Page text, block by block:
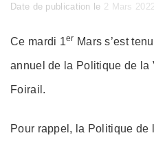
Date de publication le Posted
2 Mars 2022
Ce mardi 1er Mars s’est
annuel de la Politique de la
Foirail.
Pour rappel, la Politique